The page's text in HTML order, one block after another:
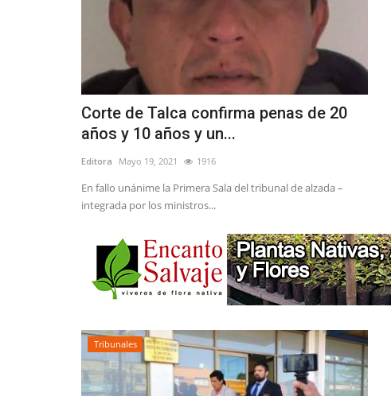
Corte de Talca confirma penas de 20
años y 10 años y un...
Editora Mayo 19, 2021 1916
En fallo unánime la Primera Sala del tribunal de alzada –
integrada por los ministros...
Tribunales